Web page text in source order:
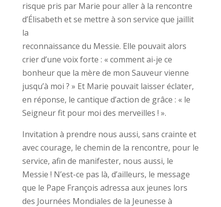
risque pris par Marie pour aller à la rencontre
d’Élisabeth et se mettre à son service que jaillit
la
reconnaissance du Messie. Elle pouvait alors
crier d’une voix forte : « comment ai-je ce
bonheur que la mère de mon Sauveur vienne
jusqu’à moi ? » Et Marie pouvait laisser éclater,
en réponse, le cantique d’action de grâce : « le
Seigneur fit pour moi des merveilles ! ».
Invitation à prendre nous aussi, sans crainte et
avec courage, le chemin de la rencontre, pour le
service, afin de manifester, nous aussi, le
Messie ! N’est-ce pas là, d’ailleurs, le message
que le Pape François adressa aux jeunes lors
des Journées Mondiales de la Jeunesse à